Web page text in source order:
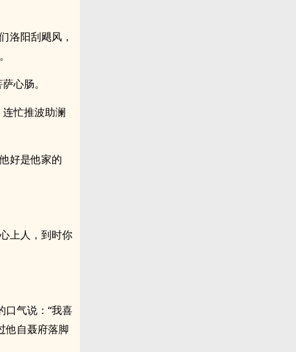
洛阳刮飓风，
心肠。
忙推波助澜
好是他家的
上人，到时你
口气说：“我喜
他自聂府落脚